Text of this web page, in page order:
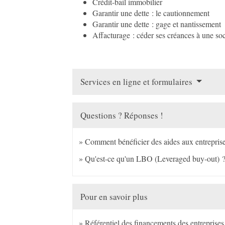
Garantir une dette : le cautionnement
Garantir une dette : gage et nantissement
Affacturage : céder ses créances à une
Services en ligne et formulaires
Questions ? Réponses !
Comment bénéficier des aides aux
Qu'est-ce qu'un LBO (Leveraged buy-out) ?
Pour en savoir plus
Référentiel des financements des entreprises